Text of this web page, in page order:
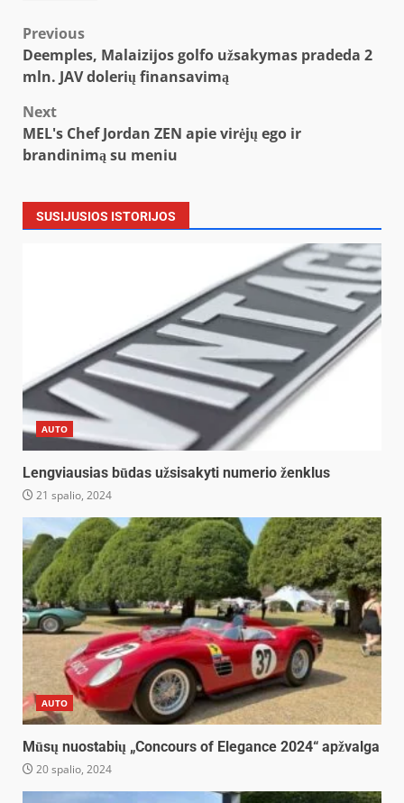
Post
navigation
Previous
Deemples, Malaizijos golfo užsakymas pradeda 2
mln. JAV dolerių finansavimą
Next
MEL's Chef Jordan ZEN apie virėjų ego ir
brandinimą su meniu
SUSIJUSIOS ISTORIJOS
AUTO
Lengviausias būdas užsisakyti numerio ženklus
21 spalio, 2024
AUTO
Mūsų nuostabių „Concours of Elegance 2024“ apžvalga
20 spalio, 2024